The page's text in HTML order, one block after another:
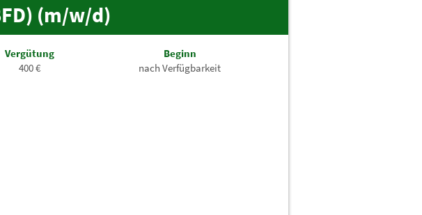
(m/w/d)
Vergütung
400 €
Beginn
nach Verfügbarkeit